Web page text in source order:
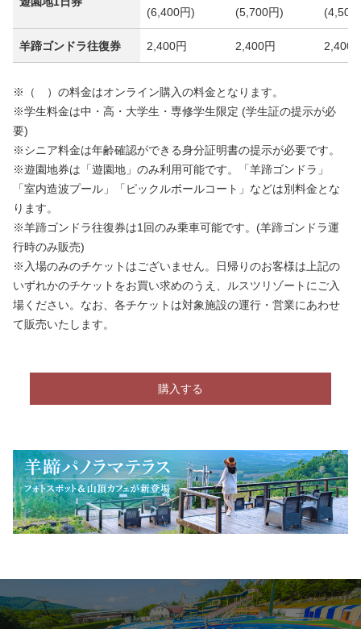
(6,400円)
(5,700円)
(4,500
羊蹄ゴンドラ往復券 2,400円 2,400円 2,400
※（ ）の料金はオンライン購入の料金となります。
※学生料金は中・高・大学生・専修学生限定 (学生証の提示が必
要)
※シニア料金は年齢確認ができる身分証明書の提示が必要です。
※遊園地券は「遊園地」のみ利用可能です。「羊蹄ゴンドラ」
「室内造波プール」「ピックルボールコート 」 などは別料金とな
ります。
※羊蹄ゴンドラ往復券は1回のみ乗車可能です。(羊蹄ゴンドラ運
行時のみ販売)
※入場のみのチケットはございません。日帰りのお客様は上記の
いずれかのチケットをお買い求めのうえ、ルスツリゾートにご入
場ください。なお、各チケットは対象施設の運行・営業にあわせ
て販売いたします。
購入する